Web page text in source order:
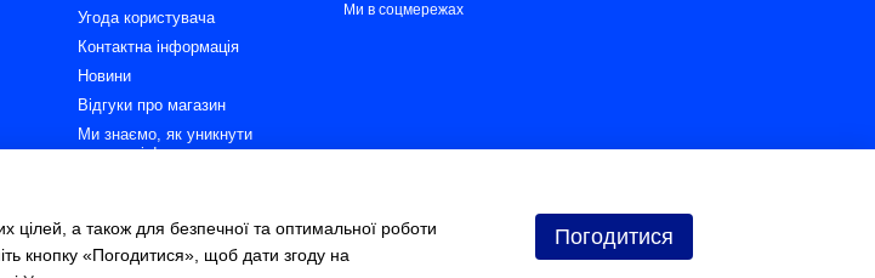
Угода користувача
Контактна інформація
Новини
Відгуки про магазин
Ми знаємо, як уникнути
пролежнів!
Всі категорії товарів
Ми в соцмережах
цілей, а також для безпечної та оптимальної роботи
кнопку «Погодитися», щоб дати згоду на
Погодитися